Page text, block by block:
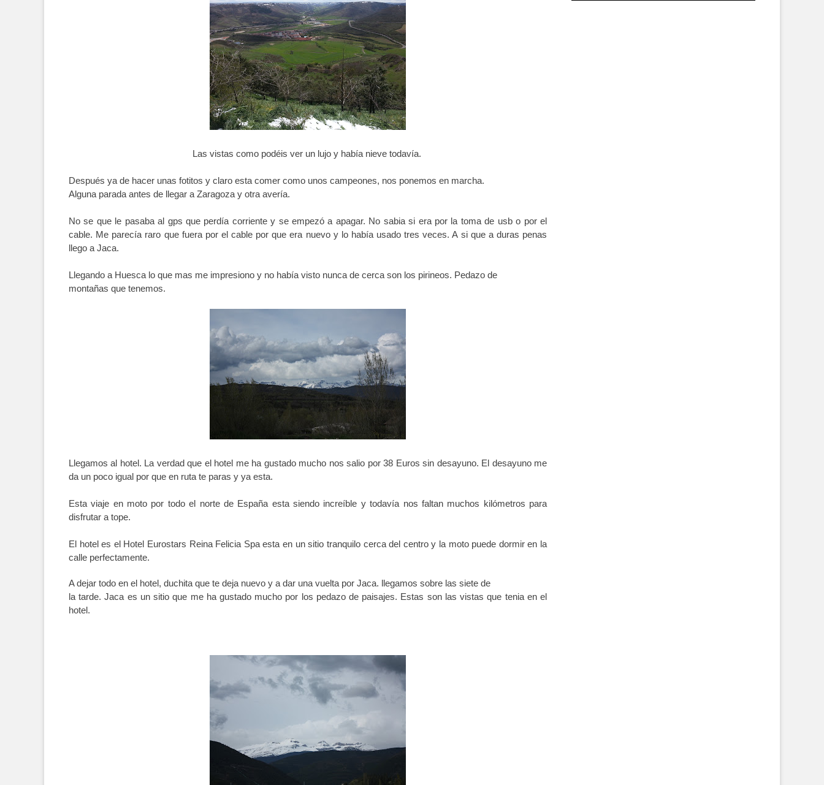
Las vistas como podéis ver un lujo y había nieve todavía.
Después ya de hacer unas fotitos y claro esta comer como unos campeones, nos ponemos en marcha.
Alguna parada antes de llegar a Zaragoza y otra avería.
No se que le pasaba al gps que perdía corriente y se empezó a apagar. No sabia si era por la toma de usb o por el
cable. Me parecía raro que fuera por el cable por que era nuevo y lo había usado tres veces. A si que a duras penas
llego a Jaca.
Llegando a Huesca lo que mas me impresiono y no había visto nunca de cerca son los pirineos. Pedazo de
montañas que tenemos.
Llegamos al hotel. La verdad que el hotel me ha gustado mucho nos salio por 38 Euros sin desayuno. El desayuno me
da un poco igual por que en ruta te paras y ya esta.
Esta viaje en moto por todo el norte de España esta siendo increíble y todavía nos faltan muchos kilómetros para
disfrutar a tope.
El hotel es el Hotel Eurostars Reina Felicia Spa esta en un sitio tranquilo cerca del centro y la moto puede dormir en la
calle perfectamente.
A dejar todo en el hotel, duchita que te deja nuevo y a dar una vuelta por Jaca. llegamos sobre las siete de
la tarde. Jaca es un sitio que me ha gustado mucho por los pedazo de paisajes. Estas son las vistas que tenia en el
hotel.